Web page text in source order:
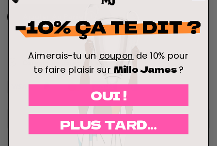
Garantir un paiement sécurisé
Aimerais-tu un coupon de 10% pour
te faire plaisir sur Millo James?
OUI !
PLUS TARD...